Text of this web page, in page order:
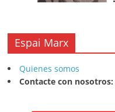
Espai Marx
Quienes somos
Contacte con nosotros: